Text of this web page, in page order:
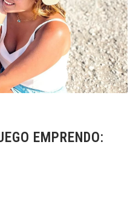
EMPRENDO: